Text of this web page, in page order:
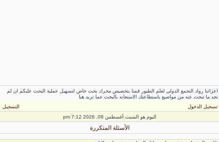
رواد التجمع الدولي لعلم الطيور قمنا بتخصيص محرك بحث خاص لتسهيل عملية البحث عليكم ان لم
ما تبحث عنه من مواضيع باستطاعتك الاستعانه بالبحث عما تريد هنا
تسجيل الدخول
التسجيل
اليوم هو السبت أغسطس 08, 2026 7:12 pm
الأسئلة المتكررة